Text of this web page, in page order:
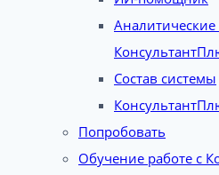
Состав системы
Попробовать
Обучение работе с